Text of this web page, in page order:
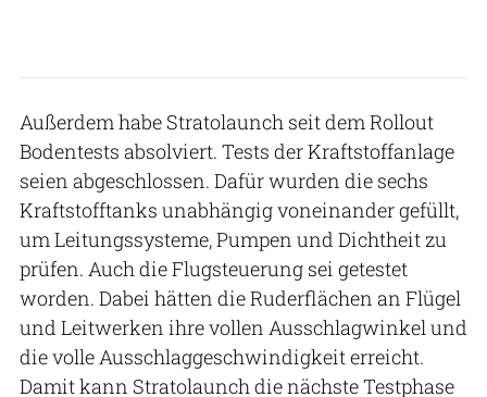
Außerdem habe Stratolaunch seit dem Rollout
Bodentests absolviert. Tests der Kraftstoffanlage
seien abgeschlossen. Dafür wurden die sechs
Kraftstofftanks unabhängig voneinander gefüllt,
um Leitungssysteme, Pumpen und Dichtheit zu
prüfen. Auch die Flugsteuerung sei getestet
worden. Dabei hätten die Ruderflächen an Flügel
und Leitwerken ihre vollen Ausschlagwinkel und
die volle Ausschlaggeschwindigkeit erreicht.
Damit kann Stratolaunch die nächste Testphase